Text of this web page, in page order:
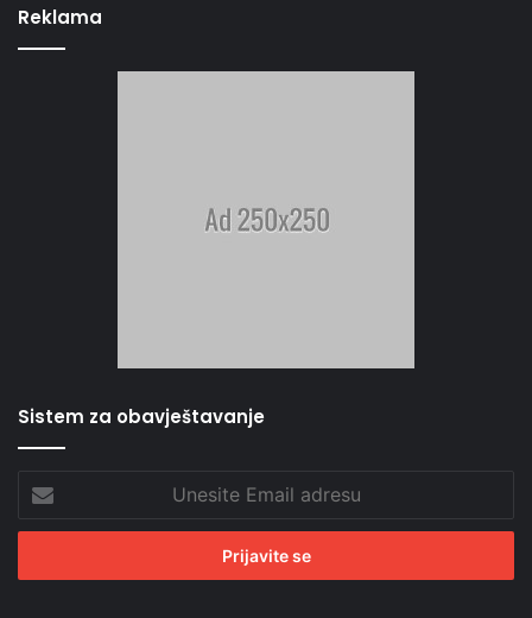
Reklama
Sistem za obavještavanje
Unesite
Email
adresu